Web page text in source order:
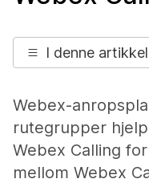
I denne
Webex-
rutegrupper
Webex Calling
mellom Webex